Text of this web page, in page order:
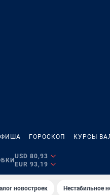
ГОРОСКОП КУРСЫ
USD 80,93
EUR 93,19
новостроек Нестабильное